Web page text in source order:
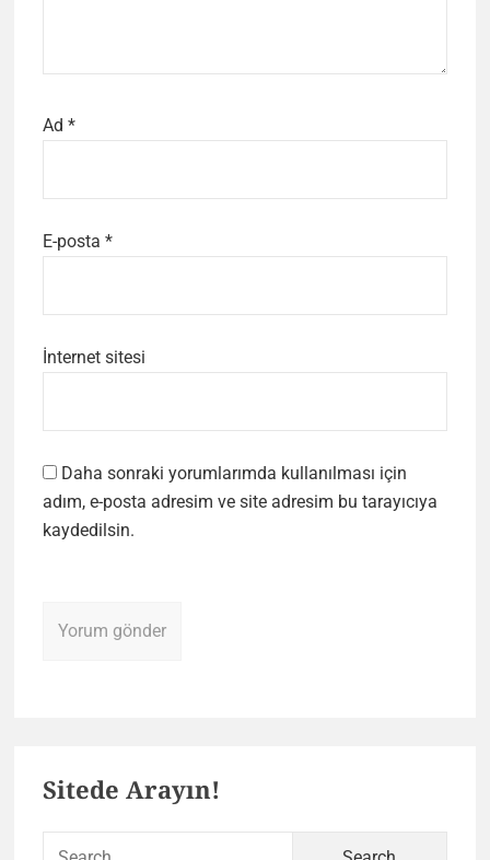
Ad *
E-posta *
İnternet sitesi
Daha sonraki yorumlarımda kullanılması için
adım, e-posta adresim ve site adresim bu tarayıcıya
kaydedilsin.
Sitede Arayın!